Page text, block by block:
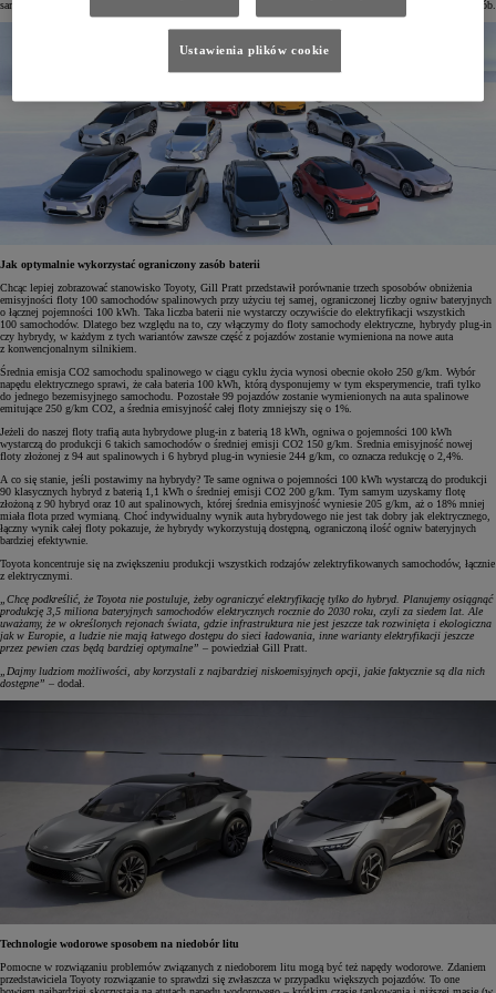
samochodów trzeba zelektryfikować najszybciej jak to możliwe, ale nie należy tego robić tylko w jeden sposób.
Jak optymalnie wykorzystać ograniczony zasób baterii
Chcąc lepiej zobrazować stanowisko Toyoty, Gill Pratt przedstawił porównanie trzech sposobów obniżenia
emisyjności floty 100 samochodów spalinowych przy użyciu tej samej, ograniczonej liczby ogniw bateryjnych
o łącznej pojemności 100 kWh. Taka liczba baterii nie wystarczy oczywiście do elektryfikacji wszystkich
100 samochodów. Dlatego bez względu na to, czy włączymy do floty samochody elektryczne, hybrydy plug-in
czy hybrydy, w każdym z tych wariantów zawsze część z pojazdów zostanie wymieniona na nowe auta
z konwencjonalnym silnikiem.
Średnia emisja CO2 samochodu spalinowego w ciągu cyklu życia wynosi obecnie około 250 g/km. Wybór
napędu elektrycznego sprawi, że cała bateria 100 kWh, którą dysponujemy w tym eksperymencie, trafi tylko
do jednego bezemisyjnego samochodu. Pozostałe 99 pojazdów zostanie wymienionych na auta spalinowe
emitujące 250 g/km CO2, a średnia emisyjność całej floty zmniejszy się o 1%.
Jeżeli do naszej floty trafią auta hybrydowe plug-in z baterią 18 kWh, ogniwa o pojemności 100 kWh
wystarczą do produkcji 6 takich samochodów o średniej emisji CO2 150 g/km. Średnia emisyjność nowej
floty złożonej z 94 aut spalinowych i 6 hybryd plug-in wyniesie 244 g/km, co oznacza redukcję o 2,4%.
A co się stanie, jeśli postawimy na hybrydy? Te same ogniwa o pojemności 100 kWh wystarczą do produkcji
90 klasycznych hybryd z baterią 1,1 kWh o średniej emisji CO2 200 g/km. Tym samym uzyskamy flotę
złożoną z 90 hybryd oraz 10 aut spalinowych, której średnia emisyjność wyniesie 205 g/km, aż o 18% mniej
miała flota przed wymianą. Choć indywidualny wynik auta hybrydowego nie jest tak dobry jak elektrycznego,
łączny wynik całej floty pokazuje, że hybrydy wykorzystują dostępną, ograniczoną ilość ogniw bateryjnych
bardziej efektywnie.
Toyota koncentruje się na zwiększeniu produkcji wszystkich rodzajów zelektryfikowanych samochodów, łącznie
z elektrycznymi.
„Chcę podkreślić, że Toyota nie postuluje, żeby ograniczyć elektryfikację tylko do hybryd. Planujemy osiągnąć
produkcję 3,5 miliona bateryjnych samochodów elektrycznych rocznie do 2030 roku, czyli za siedem lat. Ale
uważamy, że w określonych rejonach świata, gdzie infrastruktura nie jest jeszcze tak rozwinięta i ekologiczna
jak w Europie, a ludzie nie mają łatwego dostępu do sieci ładowania, inne warianty elektryfikacji jeszcze
przez pewien czas będą bardziej optymalne” – powiedział Gill Pratt.
„Dajmy ludziom możliwości, aby korzystali z najbardziej niskoemisyjnych opcji, jakie faktycznie są dla nich
dostępne” – dodał.
Technologie wodorowe sposobem na niedobór litu
Pomocne w rozwiązaniu problemów związanych z niedoborem litu mogą być też napędy wodorowe. Zdaniem
przedstawiciela Toyoty rozwiązanie to sprawdzi się zwłaszcza w przypadku większych pojazdów. To one
Ustawienia plików cookie